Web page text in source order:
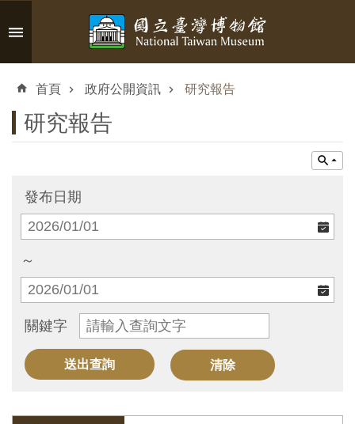
跳到主要內容區塊
搜
尋
認
識
臺
博
參
觀
資
訊
首頁 政府公開資訊 研究報告
研究報告
發布日期
～
關鍵字